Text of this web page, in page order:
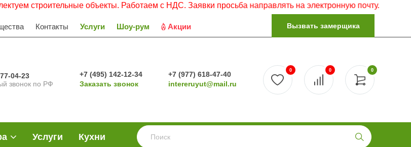
строительные объекты. Работаем с НДС. Заявки просьба направлять на электронную почту.
Контакты Услуги Шоу-рум Акции Вызвать замерщика
04-23
звонок по РФ
+7 (495) 142-12-34
Заказать звонок
+7 (977) 618-47-40
intereruyut@mail.ru
0
0 0
Услуги Кухни